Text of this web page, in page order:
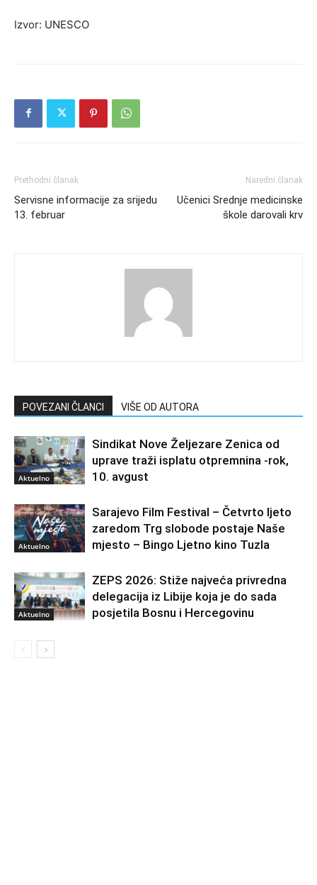
Izvor: UNESCO
Prethodni članak
Servisne informacije za srijedu
13. februar
Naredni članak
Učenici Srednje medicinske
škole darovali krv
POVEZANI ČLANCI VIŠE OD AUTORA
Aktuelno
Sindikat Nove Željezare Zenica od
uprave traži isplatu otpremnina -rok,
10. avgust
Aktuelno
Sarajevo Film Festival – Četvrto ljeto
zaredom Trg slobode postaje Naše
mjesto – Bingo Ljetno kino Tuzla
Aktuelno
ZEPS 2026: Stiže najveća privredna
delegacija iz Libije koja je do sada
posjetila Bosnu i Hercegovinu